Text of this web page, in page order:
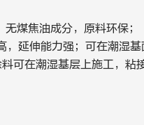
煤焦油成分，原料环保；
延伸能力强；可在潮湿
可在潮湿基层上施工，粘